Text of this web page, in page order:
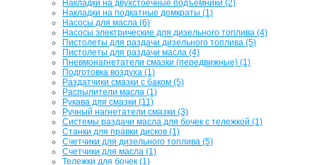
Накладки на двухстоечные подъемники (2)
Накладки на подкатные домкраты (1)
Насосы для масла (6)
Насосы электрические для дизельного топлива (4)
Пистолеты для раздачи дизельного топлива (5)
Пистолеты для раздачи масла (4)
Пневмонагнетатели смазки (передвижные) (1)
Подготовка воздуха (1)
Раздатчики смазки с баком (5)
Распылители масла (1)
Рукава для смазки (11)
Ручный нагнетатели смазки (3)
Системы раздачи масла для бочек с тележкой (1)
Станки для правки дисков (1)
Счетчики для дизельного топлива (5)
Счетчики для масла (1)
Тележки для бочек (1)